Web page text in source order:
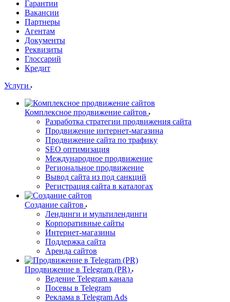
Гарантии
Вакансии
Партнеры
Агентам
Документы
Реквизиты
Глоссарий
Кредит
Услуги
Комплексное продвижение сайтов
Разработка стратегии продвижения сайта
Продвижение интернет-магазина
Продвижение сайта по трафику
SEO оптимизация
Международное продвижение
Региональное продвижение
Вывод сайта из под санкций
Регистрация сайта в каталогах
Создание сайтов
Лендинги и мультилендинги
Корпоративные сайты
Интернет-магазины
Поддержка сайта
Аренда сайтов
Продвижение в Telegram (PR)
Ведение Telegram канала
Посевы в Telegram
Реклама в Telegram Ads